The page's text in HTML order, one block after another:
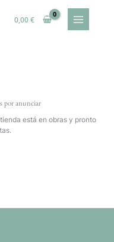
0,00€
por anunciar
está en obras y pronto